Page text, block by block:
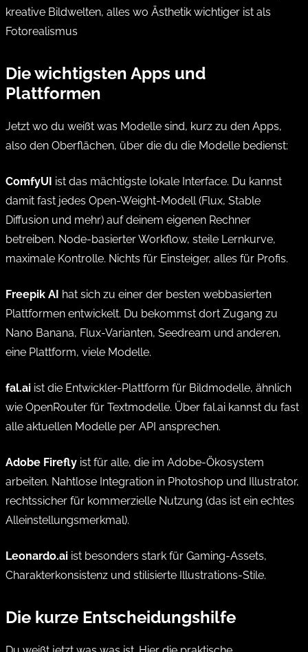
kreative Bildwelten, alles wo Ästhetik wichtiger ist als
Fotorealismus
Die wichtigsten Apps und
Plattformen
Jetzt wo du weißt was Modelle sind, kurz zu den Apps,
also den Oberflächen, über die du die Modelle bedienst:
ComfyUI ist das mächtigste lokale Interface. Du kannst
damit fast jedes Open-Weight-Modell (Flux, Stable
Diffusion und mehr) auf deinem eigenen Rechner
betreiben. Node-basierter Workflow, steile Lernkurve,
maximale Kontrolle. Nichts für Einsteiger, alles für Profis.
Freepik AI hat sich zu einer der besten webbasierten
Plattformen entwickelt. Du bekommst dort Zugang zu
Nano Banana, Flux-Varianten, Seedream und anderen,
eine Plattform, viele Modelle.
fal.ai ist die Entwickler-Plattform für Bildmodelle, ähnlich
wie OpenRouter für Textmodelle. Über fal.ai kannst du fast
alle aktuellen Modelle per API ansprechen.
Adobe Firefly ist für alle, die im Adobe-Ökosystem
arbeiten. Nahtlose Integration in Photoshop und Illustrator,
rechtssicher für kommerzielle Nutzung (das ist ein echtes
Alleinstellungsmerkmal).
Leonardo.ai ist besonders stark für Gaming-Assets,
Charakterkonsistenz und stilisierte Illustrations-Stile.
Die kurze Entscheidungshilfe